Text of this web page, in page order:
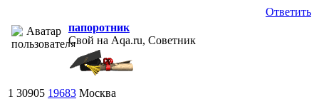
Ответить
папоротник
Свой на Aqa.ru, Советник
1 30905 19683 Москва